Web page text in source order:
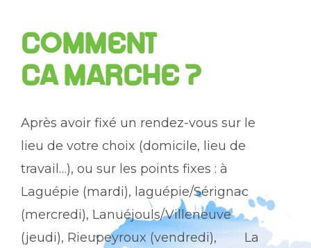
COMMENT
CA MARCHE ?
Après avoir fixé un rendez-vous sur le
lieu de votre choix (domicile, lieu de
travail…), ou sur les points fixes : à
Laguépie (mardi), laguépie/Sérignac
(mercredi), Lanuéjouls/Villeneuve
(jeudi), Rieupeyroux (vendredi), La